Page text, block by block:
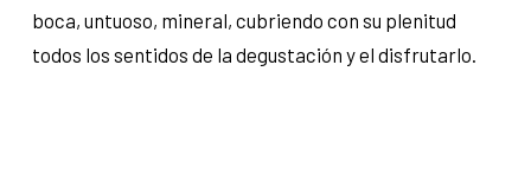
boca, untuoso, mineral, cubriendo con su plenitud
todos los sentidos de la degustación y el disfrutarlo.